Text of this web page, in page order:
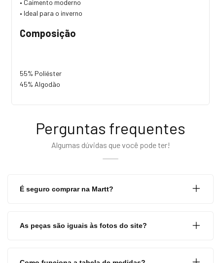
• Caimento moderno
• Ideal para o inverno
Composição
55% Poliéster
45% Algodão
Perguntas frequentes
Algumas dúvidas que você pode ter!
É seguro comprar na Martt?
As peças são iguais às fotos do site?